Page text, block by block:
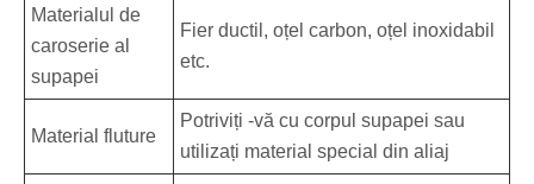
Materialul de
caroserie al
supapei
Fier ductil, oțel carbon, oțel inoxidabil
etc.
Material fluture
Potriviți -vă cu corpul supapei sau
utilizați material special din aliaj